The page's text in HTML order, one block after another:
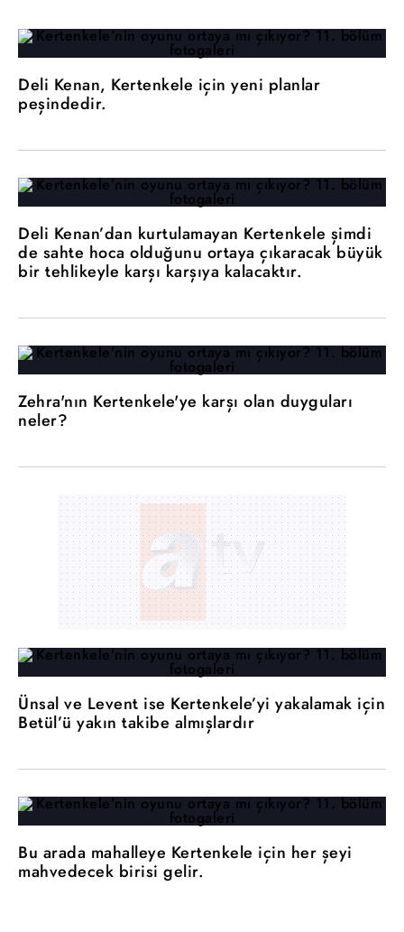
Deli Kenan, Kertenkele için yeni planlar
peşindedir.
Deli Kenan’dan kurtulamayan Kertenkele şimdi
de sahte hoca olduğunu ortaya çıkaracak büyük
bir tehlikeyle karşı karşıya kalacaktır.
Zehra'nın Kertenkele'ye karşı olan duyguları
neler?
Ünsal ve Levent ise Kertenkele’yi yakalamak için
Betül’ü yakın takibe almışlardır
Bu arada mahalleye Kertenkele için her şeyi
mahvedecek birisi gelir.